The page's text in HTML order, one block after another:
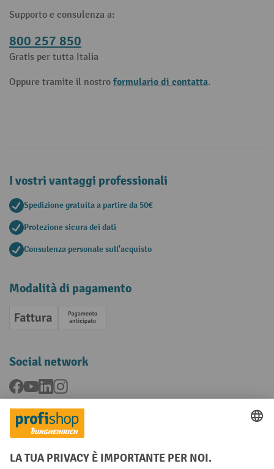
Supporto e consulenza a:
800 257 850
Gratis per tutta Italia
Oppure tramite il nostro formulario di contatta.
I vostri vantaggi professionali
Spedizione gratuita a partire da 50€
Protezione sicura dei dati
Consulenza personale sull'acquisto
Modalità di pagamento
Fattura Pagamento anticipato
Social network
Facebook
YouTubeLinkedInInstagram
Condizioni Generali di Vendita